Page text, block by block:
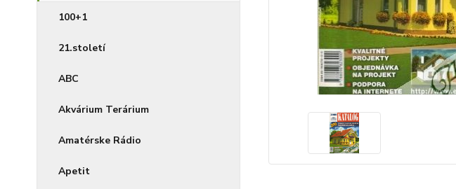
100+1
21.století
ABC
Akvárium Terárium
Amatérske Rádio
Apetit